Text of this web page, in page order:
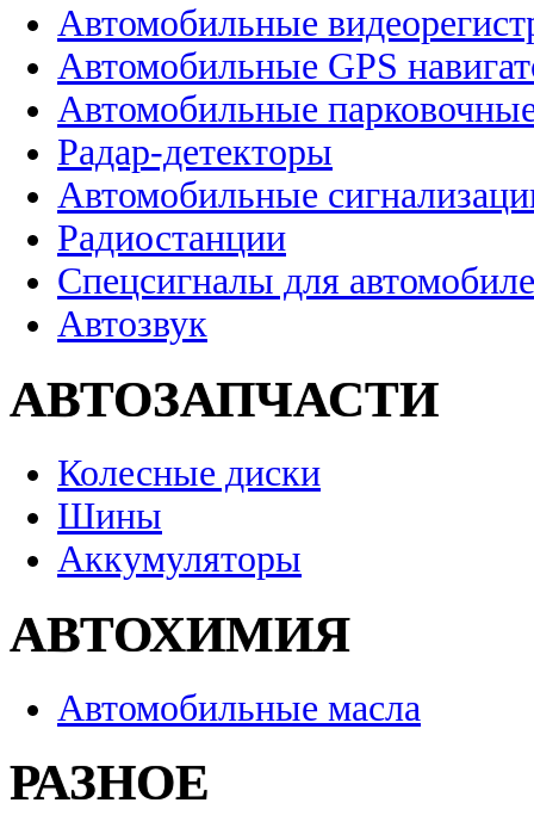
Автомобильные
Автомобильные GPS
Автомобильные
Радар-детекторы
Автомобильные
Радиостанции
Спецсигналы для
Автозвук
АВТОЗАПЧАСТИ
Колесные диски
Шины
Аккумуляторы
АВТОХИМИЯ
Автомобильные масла
РАЗНОЕ